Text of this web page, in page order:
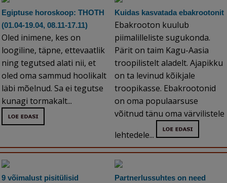
Egiptuse horoskoop: THOTH
(01.04-19.04, 08.11-17.11)
Oled inimene, kes on
loogiline, täpne, ettevaatlik
ning tegutsed alati nii, et
oled oma sammud hoolikalt
läbi mõelnud. Sa ei tegutse
kunagi tormakalt...
Kuidas kasvatada ebakrootonit
Ebakrooton kuulub
piimalilleliste sugukonda.
Pärit on taim Kagu-Aasia
troopilistelt aladelt. Ajapikku
on ta levinud kõikjale
troopikasse. Ebakrootonid
on oma populaarsuse
võitnud tänu oma värvilistele
lehtedele...
9 võimalust pisitülisid
Partnerlussuhtes on need